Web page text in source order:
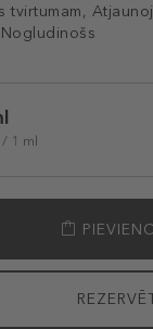
tvirtumam,
1 ml